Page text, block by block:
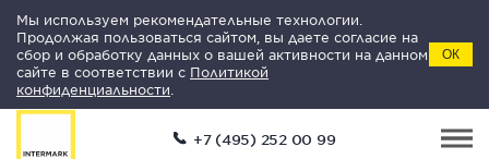
Мы используем рекомендательные технологии.
Продолжая пользоваться сайтом, вы даете согласие на
сбор и обработку данных о вашей активности на данном
сайте в соответствии с Политикой
конфиденциальности
ОК
+7 (495) 252 00 99